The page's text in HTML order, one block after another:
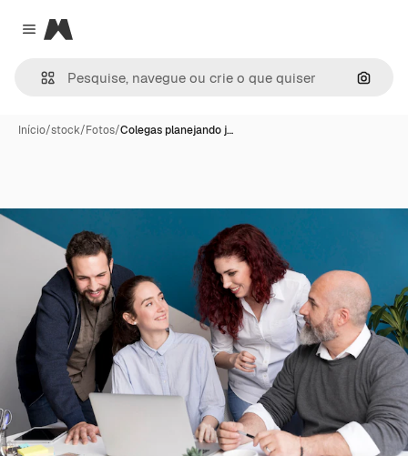
Close menu
Magnific
Início/stock/Fotos/Colegas planejando j…